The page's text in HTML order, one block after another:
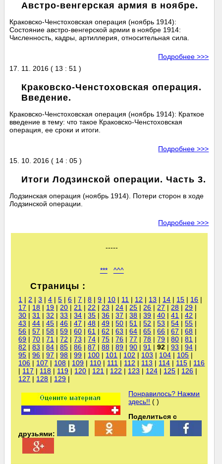
Австро-венгерская армия в ноябре.
Краковско-Ченстоховская операция (ноябрь 1914):
Состояние австро-венгерской армии в ноябре 1914:
Численность, кадры, артиллерия, относительная сила.
Подробнее >>>
17. 11. 2016 ( 13 : 51 )
Краковско-Ченстоховская операция.
Введение.
Краковско-Ченстоховская операция (ноябрь 1914): Краткое
введение в тему: что такое Краковско-Ченстоховская
операция, ее сроки и итоги.
Подробнее >>>
15. 10. 2016 ( 14 : 05 )
Итоги Лодзинской операции. Часть 3.
Лодзинская операция (ноябрь 1914). Потери сторон в ходе
Лодзинской операции.
Подробнее >>>
-----
*** ^^^
Страницы :
1 | 2 |3 |4 |5 |6 |7 |8 |9 | 10 | 11 | 12 | 13 | 14 | 15 | 16 |
17 | 18 | 19 | 20 | 21 | 22 | 23 | 24 | 25 | 26 | 27 | 28 | 29 |
30 |31 |32 |33 |34 |35 |36 |37 |38 |39 |40 |41 |42 |
43 |44 |45 |46 |47 |48 |49 |50 |51 |52 |53 |54 |55 |
56 |57 |58 |59 |60 |61 |62 |63 |64 |65 |66 |67 |68 |
69 |70 |71 |72 |73 |74 |75 |76 |77 |78 |79 |80 |81 |
82 |83 |84 |85 |86 |87 |88 |89 |90 |91 | 92 |93 |94 |
95 |96 |97 |98 |99 | 100 | 101 | 102 | 103 | 104 | 105 |
106 | 107 | 108 | 109 | 110 | 111 | 112 | 113 | 114 | 115 | 116
| 117 | 118 | 119 | 120 | 121 | 122 | 123 | 124 | 125 | 126 |
127 | 128 | 129 |
Понравилось? Нажми
здесь!! ( )
Поделиться с
друзьями: